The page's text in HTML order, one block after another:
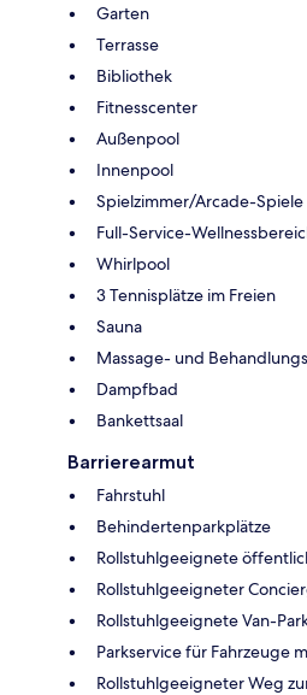
Garten
Terrasse
Bibliothek
Fitnesscenter
Außenpool
Innenpool
Spielzimmer/Arcade-Spiele
Full-Service-
Whirlpool
3 Tennisplätze im Freien
Sauna
Massage- und
Dampfbad
Bankettsaal
Barrierearmut
Fahrstuhl
Behindertenparkplätze
Rollstuhlgeeignete
Rollstuhlgeeigneter
Rollstuhlgeeignete Van-
Parkservice für Fahrzeuge
Rollstuhlgeeigneter Weg